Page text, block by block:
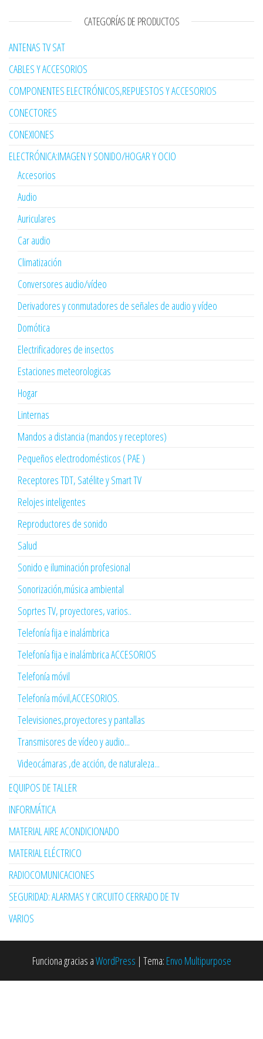
CATEGORÍAS DE PRODUCTOS
ANTENAS TV SAT
CABLES Y ACCESORIOS
COMPONENTES ELECTRÓNICOS,REPUESTOS Y ACCESORIOS
CONECTORES
CONEXIONES
ELECTRÓNICA:IMAGEN Y SONIDO/HOGAR Y OCIO
Accesorios
Audio
Auriculares
Car audio
Climatización
Conversores audio/vídeo
Derivadores y conmutadores de señales de audio y vídeo
Domótica
Electrificadores de insectos
Estaciones meteorologicas
Hogar
Linternas
Mandos a distancia (mandos y receptores)
Pequeños electrodomésticos ( PAE )
Receptores TDT, Satélite y Smart TV
Relojes inteligentes
Reproductores de sonido
Salud
Sonido e iluminación profesional
Sonorización,música ambiental
Soprtes TV, proyectores, varios..
Telefonía fija e inalámbrica
Telefonía fija e inalámbrica ACCESORIOS
Telefonía móvil
Telefonía móvil,ACCESORIOS.
Televisiones,proyectores y pantallas
Transmisores de vídeo y audio...
Videocámaras ,de acción, de naturaleza...
EQUIPOS DE TALLER
INFORMÁTICA
MATERIAL AIRE ACONDICIONADO
MATERIAL ELÉCTRICO
RADIOCOMUNICACIONES
SEGURIDAD: ALARMAS Y CIRCUITO CERRADO DE TV
VARIOS
Funciona gracias aWordPress | Tema: Envo Multipurpose